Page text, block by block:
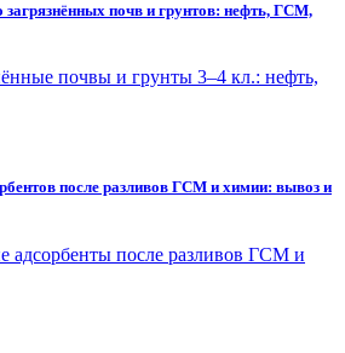
почв и грунтов: нефть, ГСМ,
почвы и грунты 3–4 кл.: нефть,
после разливов ГСМ и химии: вывоз и
адсорбенты после разливов ГСМ и